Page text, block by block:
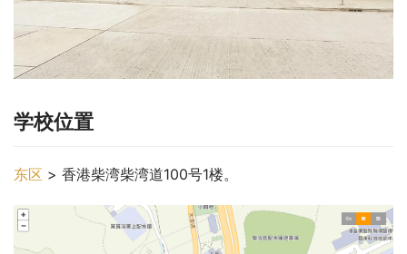
学校位置
东区 > 香港柴湾柴湾道100号1楼。